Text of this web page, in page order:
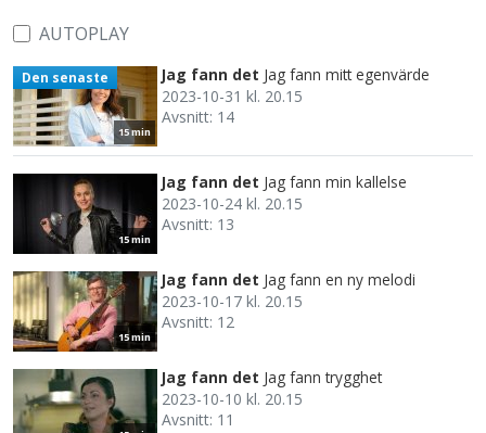
AUTOPLAY
15 min
Den senaste Jag fann det Jag fann mitt egenvärde
2023-10-31 kl. 20.15
Avsnitt: 14
15 min
Jag fann det Jag fann min kallelse
2023-10-24 kl. 20.15
Avsnitt: 13
15 min
Jag fann det Jag fann en ny melodi
2023-10-17 kl. 20.15
Avsnitt: 12
Jag fann det Jag fann trygghet
2023-10-10 kl. 20.15
Avsnitt: 11